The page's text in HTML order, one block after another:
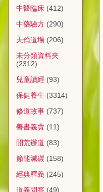
中醫臨床 (412)
中藥驗方 (290)
天倫道場 (206)
未分類資料夾
(2312)
兒童讀經 (93)
保健養生 (3314)
修道故事 (737)
善書義賣 (11)
開荒辦道 (83)
節能減碳 (158)
經典釋義 (245)
道義問答 (49)